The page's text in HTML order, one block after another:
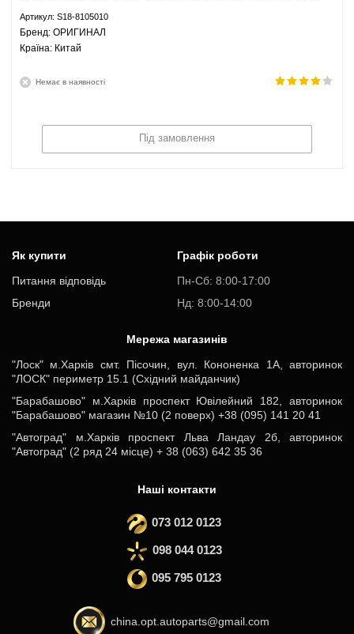
Артикул: S18-8105010
Брeнд: ОРИГИНАЛ
Країна: Китай
Немає в наявності
Під замовлення
Як купити
Питання відповідь
Бренди
Графік роботи
Пн-Cб: 8:00-17:00
Нд: 8:00-14:00
Мережа магазинів
"Лоск" м.Харків смт. Пісочин, вул. Кононенка 1А, авторинок
"ЛОСК" периметр 15.1 (Східний майданчик)
"Барабашово" м.Харків проспект Ювілейний 182, авторинок
"Барабашово" магазин №10 (2 поверх) +38 (095) 141 20 41
"Автоград" м.Харків проспект Льва Ландау 2б, авторинок
"Автоград" (2 ряд 24 місце) + 38 (063) 642 35 36
Наші контакти
073 012 0123
098 044 0123
095 795 0123
china.opt.autoparts@gmail.com